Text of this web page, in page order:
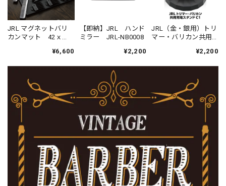
JRL マグネットバリ
カンマット 42ｘ
¥6,600
【即納】JRL ハンド
ミラー JRL-NB0008
¥2,200
JRL（金・銀用）トリ
マー・バリカン共用
¥2,200